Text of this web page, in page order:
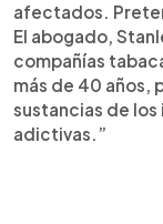
afectados.
El abogado,
compañías
más de 40 años,
sustancias de
adictivas.”